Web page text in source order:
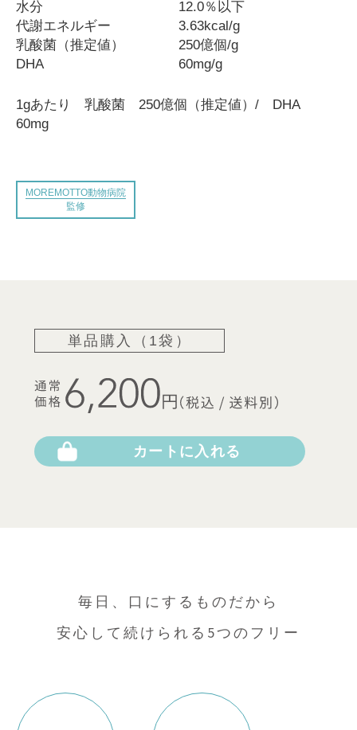
水分
12.0％以下
代謝エネルギー
3.63kcal/g
乳酸菌（推定値）
250億個/g
DHA
60mg/g
1gあたり 乳酸菌 250億個（推定値）/ DHA
60mg
MOREMOTTO動物病院
監修
単品購入（1袋）
カートに入れる
毎日、口にするものだから
安心して続けられる5つのフリー